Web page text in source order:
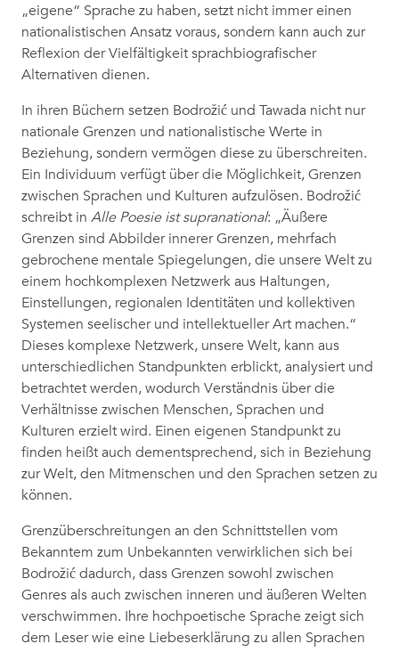
„eigene“ Sprache zu haben, setzt nicht immer einen
nationalistischen Ansatz voraus, sondern kann auch zur
Reflexion der Vielfältigkeit sprachbiografischer
Alternativen dienen.
In ihren Büchern setzen Bodrožić und Tawada nicht nur
nationale Grenzen und nationalistische Werte in
Beziehung, sondern vermögen diese zu überschreiten.
Ein Individuum verfügt über die Möglichkeit, Grenzen
zwischen Sprachen und Kulturen aufzulösen. Bodrožić
schreibt in Alle Poesie ist supranational: „Äußere
Grenzen sind Abbilder innerer Grenzen, mehrfach
gebrochene mentale Spiegelungen, die unsere Welt zu
einem hochkomplexen Netzwerk aus Haltungen,
Einstellungen, regionalen Identitäten und kollektiven
Systemen seelischer und intellektueller Art machen.“
Dieses komplexe Netzwerk, unsere Welt, kann aus
unterschiedlichen Standpunkten erblickt, analysiert und
betrachtet werden, wodurch Verständnis über die
Verhältnisse zwischen Menschen, Sprachen und
Kulturen erzielt wird. Einen eigenen Standpunkt zu
finden heißt auch dementsprechend, sich in Beziehung
zur Welt, den Mitmenschen und den Sprachen setzen zu
können.
Grenzüberschreitungen an den Schnittstellen vom
Bekanntem zum Unbekannten verwirklichen sich bei
Bodrožić dadurch, dass Grenzen sowohl zwischen
Genres als auch zwischen inneren und äußeren Welten
verschwimmen. Ihre hochpoetische Sprache zeigt sich
dem Leser wie eine Liebeserklärung zu allen Sprachen